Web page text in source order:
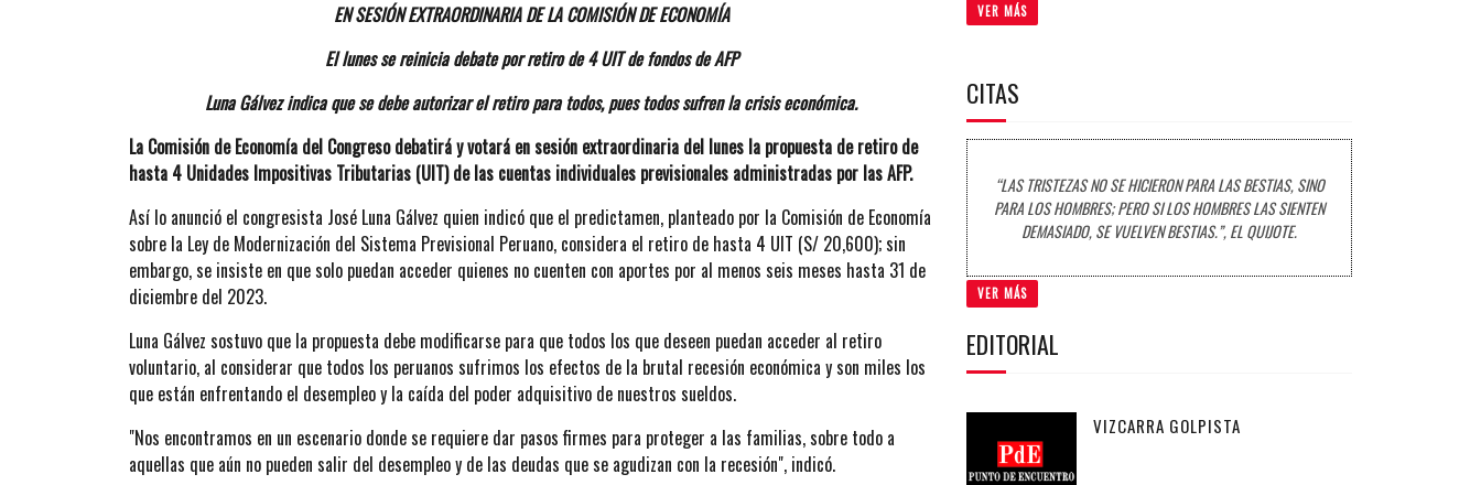
EN SESIÓN EXTRAORDINARIA DE LA COMISIÓN DE ECONOMÍA
El lunes se reinicia debate por retiro de 4 UIT de fondos de AFP
Luna Gálvez indica que se debe autorizar el retiro para todos, pues todos sufren la crisis económica.
La Comisión de Economía del Congreso debatirá y votará en sesión extraordinaria del lunes la propuesta de retiro de
hasta 4 Unidades Impositivas Tributarias (UIT) de las cuentas individuales previsionales administradas por las AFP.
Así lo anunció el congresista José Luna Gálvez quien indicó que el predictamen, planteado por la Comisión de Economía
sobre la Ley de Modernización del Sistema Previsional Peruano, considera el retiro de hasta 4 UIT (S/ 20,600); sin
embargo, se insiste en que solo puedan acceder quienes no cuenten con aportes por al menos seis meses hasta 31 de
diciembre del 2023.
Luna Gálvez sostuvo que la propuesta debe modificarse para que todos los que deseen puedan acceder al retiro
voluntario, al considerar que todos los peruanos sufrimos los efectos de la brutal recesión económica y son miles los
que están enfrentando el desempleo y la caída del poder adquisitivo de nuestros sueldos.
"Nos encontramos en un escenario donde se requiere dar pasos firmes para proteger a las familias, sobre todo a
aquellas que aún no pueden salir del desempleo y de las deudas que se agudizan con la recesión", indicó.
VER MÁS
CITAS
“LAS TRISTEZAS NO SE HICIERON PARA LAS BESTIAS, SINO
PARA LOS HOMBRES; PERO SI LOS HOMBRES LAS SIENTEN
DEMASIADO, SE VUELVEN BESTIAS.”, EL QUIJOTE.
VER MÁS
EDITORIAL
VIZCARRA GOLPISTA